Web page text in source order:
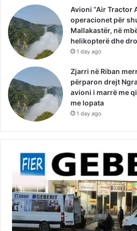
Avioni “Air Tractor
operacionet për
Mallakastër, në
helikopterë dhe
1 day ago
Zjarri në Riban
përparon drejt
avioni i marrë me
me lopata
1 day ago